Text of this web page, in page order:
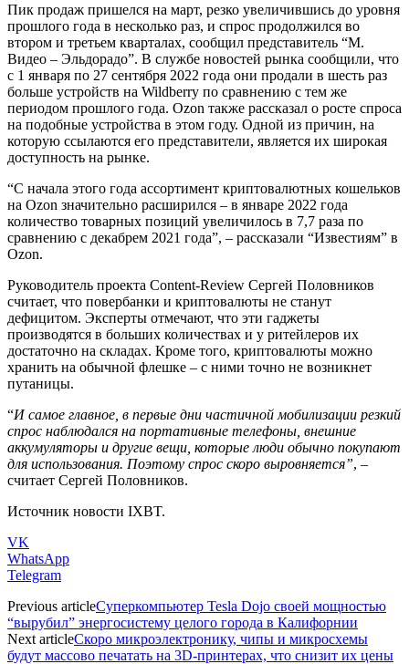
Пик продаж пришелся на март, резко увеличившись до уровня
прошлого года в несколько раз, и спрос продолжился во
втором и третьем кварталах, сообщил представитель “М.
Видео – Эльдорадо”. В службе новостей рынка сообщили, что
с 1 января по 27 сентября 2022 года они продали в шесть раз
больше устройств на Wildberry по сравнению с тем же
периодом прошлого года. Ozon также рассказал о росте спроса
на подобные устройства в этом году. Одной из причин, на
которую ссылаются его представители, является их широкая
доступность на рынке.
“С начала этого года ассортимент криптовалютных кошельков
на Ozon значительно расширился – в январе 2022 года
количество товарных позиций увеличилось в 7,7 раза по
сравнению с декабрем 2021 года”, – рассказали “Известиям” в
Ozon.
Руководитель проекта Content-Review Сергей Половников
считает, что повербанки и криптовалюты не станут
дефицитом. Эксперты отмечают, что эти гаджеты
производятся в больших количествах и у ритейлеров их
достаточно на складах. Кроме того, криптовалюты можно
хранить на обычной флешке – с ними точно не возникнет
путаницы.
“И самое главное, в первые дни частичной мобилизации резкий
спрос наблюдался на портативные телефоны, внешние
аккумуляторы и другие вещи, которые люди обычно покупают
для использования. Поэтому спрос скоро выровняется”, –
считает Сергей Половников.
Источник новости IXBT.
VK
WhatsApp
Telegram
Previous articleСуперкомпьютер Tesla Dojo своей мощностью
“вырубил” энергосистему целого города в Калифорнии
Next articleСкоро микроэлектронику, чипы и микросхемы
будут массово печатать на 3D-принтерах, что снизит их цены